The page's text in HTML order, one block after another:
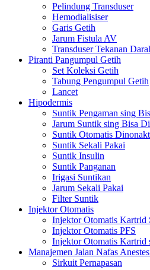
Pelindung Transduser
Hemodialisiser
Garis Getih
Jarum Fistula AV
Transduser Tekanan
Piranti Pangumpul Getih
Set Koleksi Getih
Tabung Pengumpul Getih
Lancet
Hipodermis
Suntik Pengaman sing
Jarum Suntik sing Bisa
Suntik Otomatis
Suntik Sekali Pakai
Suntik Insulin
Suntik Panganan
Irigasi Suntikan
Jarum Sekali Pakai
Filter Suntik
Injektor Otomatis
Injektor Otomatis Kartrid
Injektor Otomatis PFS
Injektor Otomatis Kartrid
Manajemen Jalan Nafas
Sirkuit Pernapasan